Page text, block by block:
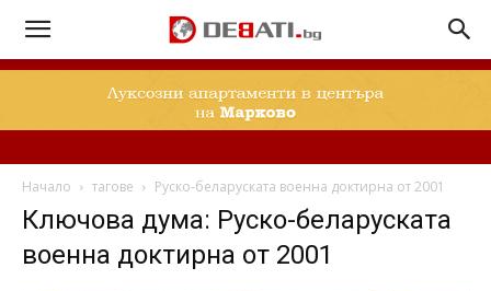
Начало тагове Руско-беларуската военна доктирна от 2001
Ключова дума: Руско-беларуската
военна доктирна от 2001